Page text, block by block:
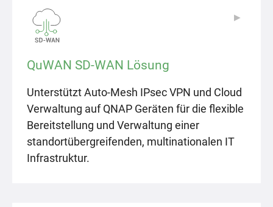
QuWAN SD-WAN Lösung
Unterstützt Auto-Mesh IPsec VPN und Cloud
Verwaltung auf QNAP Geräten für die flexible
Bereitstellung und Verwaltung einer
standortübergreifenden, multinationalen IT
Infrastruktur.
▶